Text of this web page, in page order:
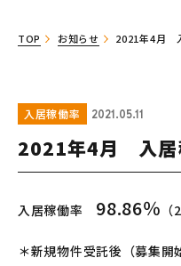
TOP お知らせ 2021年4月
入居稼働率 2021.05.11
2021年4月 入
入居稼働率 98.86％
＊新規物件受託後（募集